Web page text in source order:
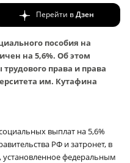
Перейти вДзен
пособия на
на 5,6%. Об этом
права и права
им. Кутафина
выплат на 5,6%
РФ и затронет, в
установленное федеральным